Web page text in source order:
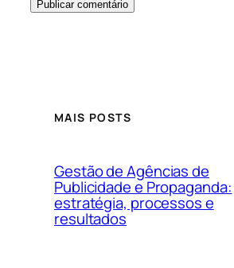
MAIS POSTS
Gestão de Agências de
Publicidade e Propaganda:
estratégia, processos e
resultados